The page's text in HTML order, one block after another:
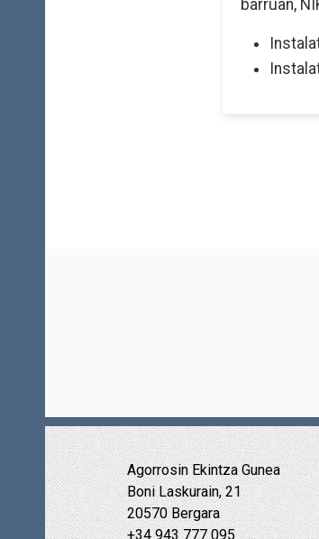
barruan,
Agorrosin Ekintza Gunea
Boni Laskurain, 21
20570 Bergara
+34 943 777 095